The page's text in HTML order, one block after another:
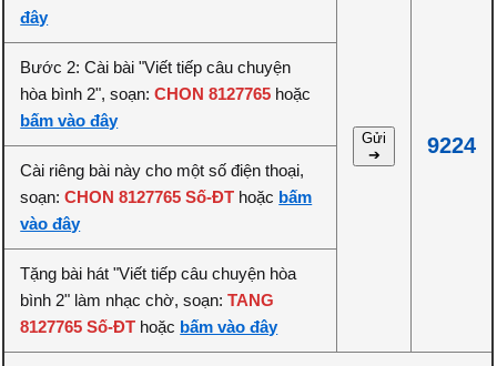
đây
Gửi
➔
9224
Bước 2: Cài bài "Viết tiếp câu chuyện
hòa bình 2", soạn:CHON 8127765 hoặc
bấm vào đây
Cài riêng bài này cho một số điện thoại,
soạn:CHON 8127765 Số-ĐT hoặc bấm
vào đây
Tặng bài hát "Viết tiếp câu chuyện hòa
bình 2" làm nhạc chờ, soạn:TANG
8127765 Số-ĐT hoặc bấm vào đây